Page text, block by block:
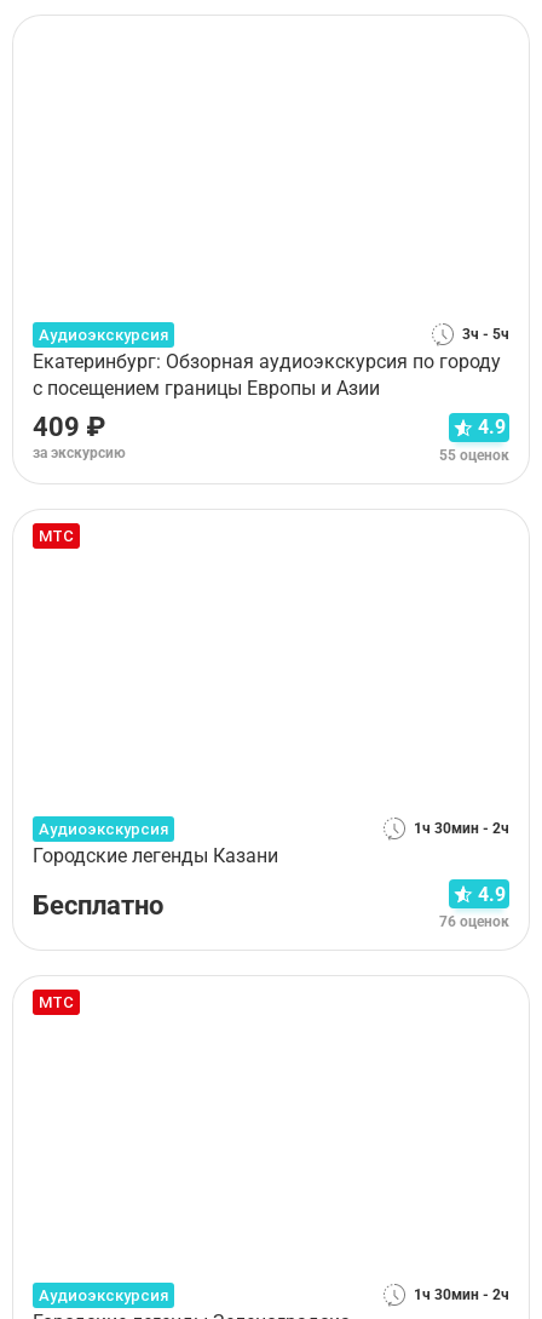
Аудиоэкскурсия 3ч - 5ч
Екатеринбург: Обзорная аудиоэкскурсия по городу
с посещением границы Европы и Азии
409 ₽
за экскурсию
4.9
55 оценок
МТС
Аудиоэкскурсия 1ч 30мин - 2ч
Городские легенды Казани
Бесплатно 4.9
76 оценок
МТС
Аудиоэкскурсия 1ч 30мин - 2ч